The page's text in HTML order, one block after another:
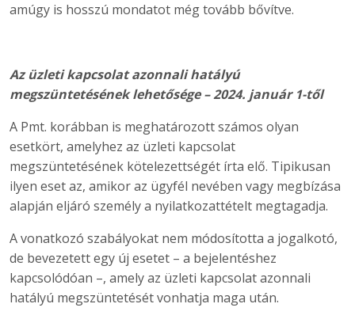
amúgy is hosszú mondatot még tovább bővítve.
Az üzleti kapcsolat azonnali hatályú
megszüntetésének lehetősége – 2024. január 1-től
A Pmt. korábban is meghatározott számos olyan
esetkört, amelyhez az üzleti kapcsolat
megszüntetésének kötelezettségét írta elő. Tipikusan
ilyen eset az, amikor az ügyfél nevében vagy megbízása
alapján eljáró személy a nyilatkozattételt megtagadja.
A vonatkozó szabályokat nem módosította a jogalkotó,
de bevezetett egy új esetet – a bejelentéshez
kapcsolódóan –, amely az üzleti kapcsolat azonnali
hatályú megszüntetését vonhatja maga után.